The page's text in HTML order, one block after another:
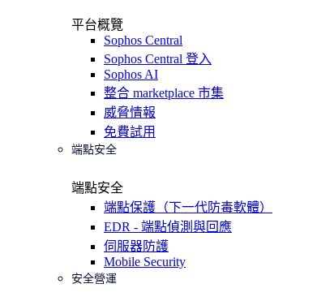
平台概覽
Sophos Central
Sophos Central 登入
Sophos AI
整合 marketplace 市集
威脅情報
免費試用
端點安全
端點安全
端點保護（下一代防毒軟體）
EDR - 端點偵測與回應
伺服器防護
Mobile Security
安全營運